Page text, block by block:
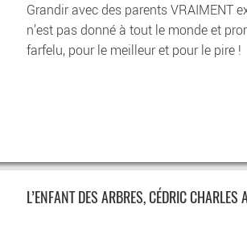
Grandir avec des parents VRAIMENT
n’est pas donné à tout le monde et
farfelu, pour le meilleur et pour le pire !
L’ENFANT DES ARBRES, CÉDRIC CHARLES